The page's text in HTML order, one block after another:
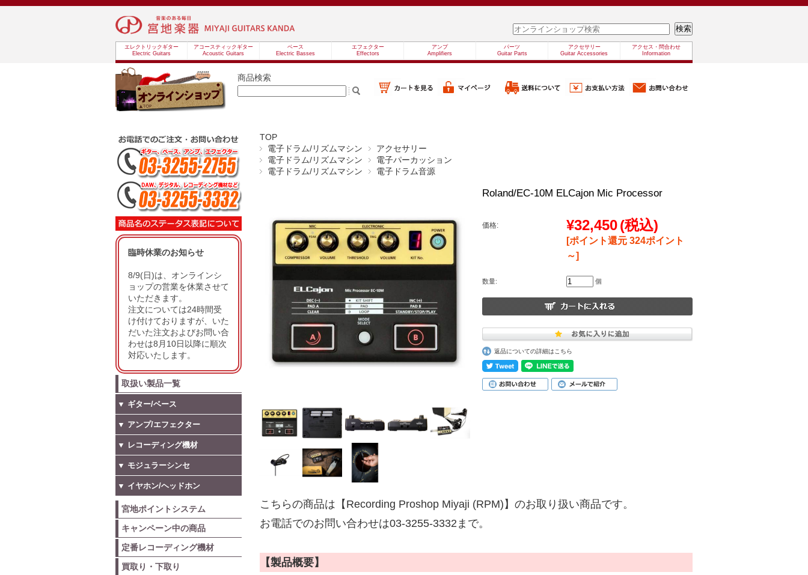
エレクトリックギター
Electric Guitars
アコースティックギター
Acoustic Guitars
ベース
Electric Basses
エフェクター
Effectors
アンプ
Amplifiers
パーツ
Guitar Parts
アクセサリー
Guitar Accessories
アクセス・問合わせ
Information
商品検索
TOP
電子ドラム/リズムマシン
アクセサリー
電子ドラム/リズムマシン
電子パーカッション
電子ドラム/リズムマシン
電子ドラム音源
Roland/EC-10M ELCajon Mic Processor
価格: ¥32,450(税込)
[ポイント還元 324ポイント
～]
数量: 個
返品についての詳細はこちら
こちらの商品は【Recording Proshop Miyaji (RPM)】のお取り扱い商品です。
お電話でのお問い合わせは03-3255-3332まで。
【製品概要】
臨時休業のお知らせ
8/9(日)は、オンラインシ
ョップの営業を休業させて
いただきます。
注文については24時間受
け付けておりますが、いた
だいた注文およびお問い合
わせは8月10日以降に順次
対応いたします。
取扱い製品一覧
▼ ギター/ベース
▼ アンプ/エフェクター
▼ レコーディング機材
▼ モジュラーシンセ
▼ イヤホン/ヘッドホン
宮地ポイントシステム
キャンペーン中の商品
定番レコーディング機材
買取り・下取り